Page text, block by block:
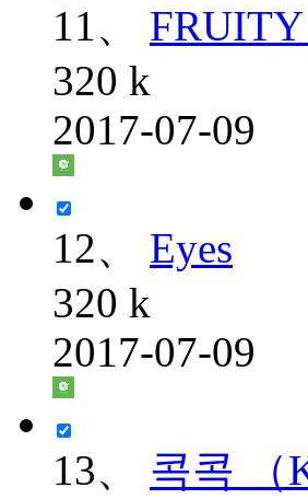
11、
320 k
2017-07-09
12、
Eyes
320 k
2017-07-09
13、
콕콕 （